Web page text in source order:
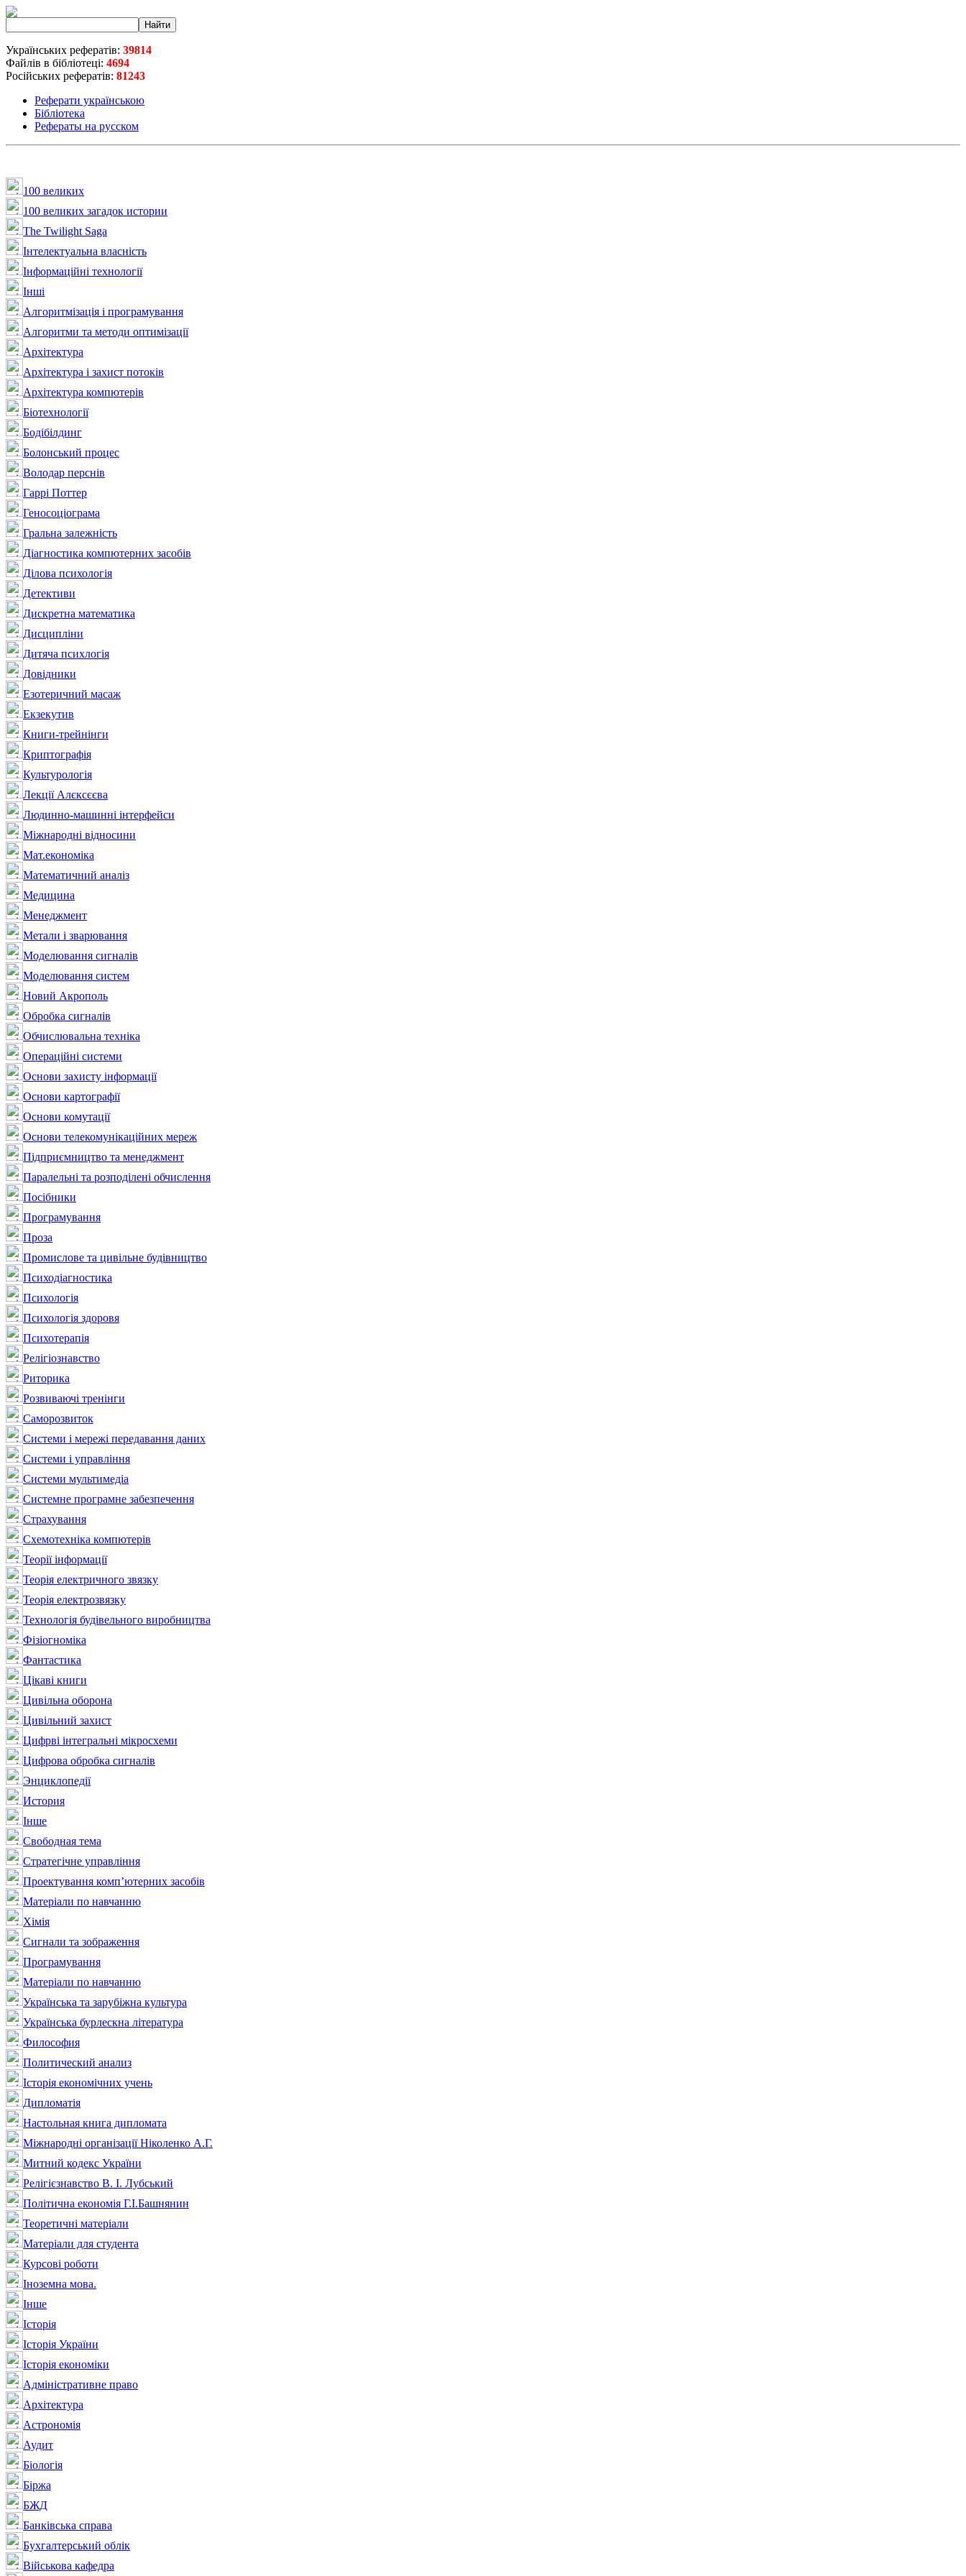
Українських рефератів: 39814
Файлів в бібліотеці: 4694
Російських рефератів: 81243
Реферати українською
Бібліотека
Рефераты на русском
100 великих
100 великих загадок истории
The Twilight Saga
Інтелектуальна влaсність
Інформаційні технології
Інші
Алгоритмізація і програмування
Алгоритми та методи оптимізації
Архітектура
Архітектура і захист потоків
Архітектура компютерів
Біотехнології
Бодібілдинг
Болонський процес
Володар перснів
Гаррі Поттер
Геносоціограма
Гральна залежність
Діагностика компютерних засобів
Ділова психологія
Детективи
Дискретна математика
Дисципліни
Дитяча психлогія
Довідники
Езотеричний масаж
Екзекутив
Книги-трейнінги
Криптографія
Культурологія
Лекції Алєксєєва
Людинно-машинні інтерфейси
Міжнародні відносини
Мат.економіка
Математичний аналіз
Медицина
Менеджмент
Метали і зварювання
Моделювання сигналів
Моделювання систем
Новий Акрополь
Обробка сигналів
Обчислювальна техніка
Операційні системи
Основи захисту інформації
Основи картографії
Основи комутації
Основи телекомунікаційних мереж
Підприємництво та менеджмент
Паралельні та розподілені обчислення
Посібники
Програмування
Проза
Промислове та цивільне будівництво
Психодіагностика
Психологія
Психологія здоровя
Психотерапія
Релігіознавство
Риторика
Розвиваючі тренінги
Саморозвиток
Системи і мережі передавання даних
Системи і управління
Системи мультимедіа
Системне програмне забезпечення
Страхування
Схемотехніка компютерів
Теорії інформації
Теорія електричного звязку
Теорія електрозвязку
Технологія будівельного виробництва
Фізіогноміка
Фантастика
Цікаві книги
Цивільна оборона
Цивільний захист
Цифрві інтегральні мікросхеми
Цифрова обробка сигналів
Энциклопедії
История
Інше
Свободная тема
Стратегічне управління
Проектування комп’ютерних засобів
Матеріали по навчанню
Хімія
Сигнали та зображення
Програмування
Матеріали по навчанню
Українська та зарубіжна культура
Українська бурлескна література
Философия
Политический анализ
Історія економічних учень
Дипломатія
Настольная книга дипломата
Міжнародні організації Ніколенко А.Г.
Митний кодекс України
Релігієзнавство В. І. Лубський
Політична економія Г.І.Башнянин
Теоретичні матеріали
Матеріали для студента
Курсові роботи
Іноземна мова.
Інше
Історія
Історія України
Історія економіки
Адміністративне право
Архітектура
Астрономія
Аудит
Біологія
Біржа
БЖД
Банківська справа
Бухгалтерський облік
Військова кафедра